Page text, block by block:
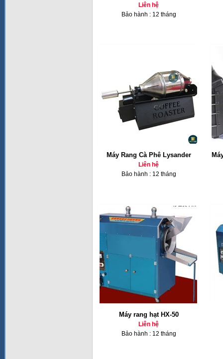
Liên hệ
Bảo hành : 12 tháng
Máy Rang Cà Phê Lysander
Liên hệ
Bảo hành : 12 tháng
Máy rang hạt HX-50
Liên hệ
Bảo hành : 12 tháng